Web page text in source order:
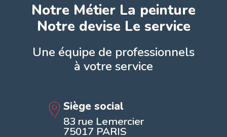
Notre Métier La peinture
Notre devise Le service
Une équipe de professionnels
à votre service
Siège social
83 rue Lemercier
75017 PARIS